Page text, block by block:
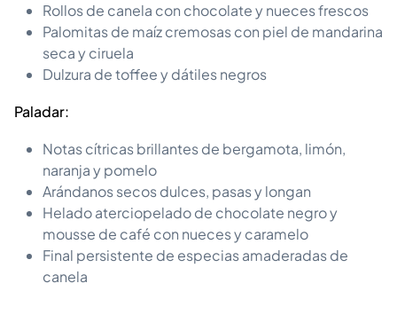
Rollos de canela con chocolate y nueces frescos
Palomitas de maíz cremosas con piel de mandarina
seca y ciruela
Dulzura de toffee y dátiles negros
Paladar:
Notas cítricas brillantes de bergamota, limón,
naranja y pomelo
Arándanos secos dulces, pasas y longan
Helado aterciopelado de chocolate negro y
mousse de café con nueces y caramelo
Final persistente de especias amaderadas de
canela